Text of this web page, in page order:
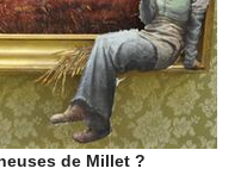
de Millet ?